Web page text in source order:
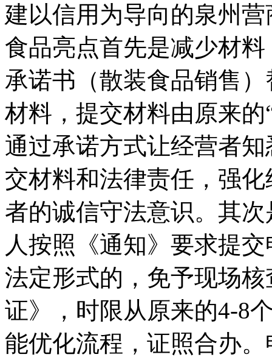
建以信用为导向的泉州
食品亮点首先是减少材
承诺书（散装食品销售
材料，提交材料由原来的
通过承诺方式让经营者
交材料和法律责任，强
者的诚信守法意识。其
人按照《通知》要求提
法定形式的，免予现场
证》，时限从原来的4-8
能优化流程，证照合办